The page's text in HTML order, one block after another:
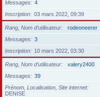
Messages
4
Inscription
03 mars 2022, 09:39
Rang, Nom d’utilisateur
rodeoneerer
Messages
3
Inscription
10 mars 2022, 03:30
Rang, Nom d’utilisateur
valery2400
Messages
39
Prénom, Localisation, Site internet
DENISE